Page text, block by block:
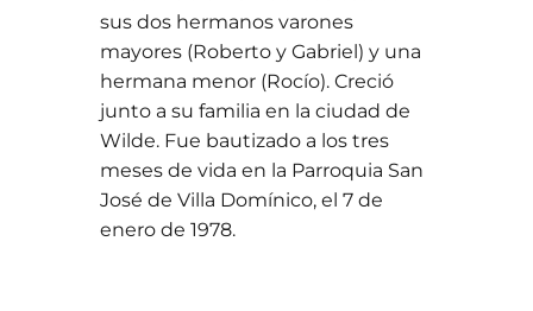
sus dos hermanos varones
mayores (Roberto y Gabriel) y una
hermana menor (Rocío). Creció
junto a su familia en la ciudad de
Wilde. Fue bautizado a los tres
meses de vida en la Parroquia San
José de Villa Domínico, el 7 de
enero de 1978.